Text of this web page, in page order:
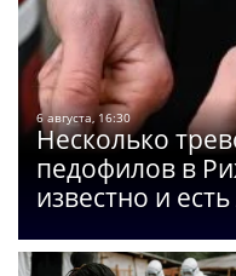
6 августа, 16:30
Несколько
педофилов в
известно и